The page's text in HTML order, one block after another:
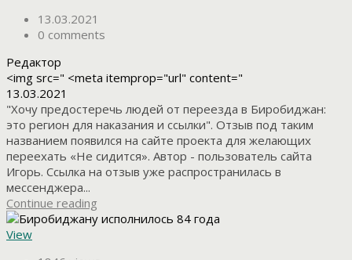
13.03.2021
0 comments
Редактор
<img src=" <meta itemprop="url" content="
13.03.2021
"Хочу предостеречь людей от переезда в Биробиджан:
это регион для наказания и ссылки". Отзыв под таким
названием появился на сайте проекта для желающих
переехать «Не сидится». Автор - пользователь сайта
Игорь. Ссылка на отзыв уже распространилась в
мессенджера...
Continue reading
View